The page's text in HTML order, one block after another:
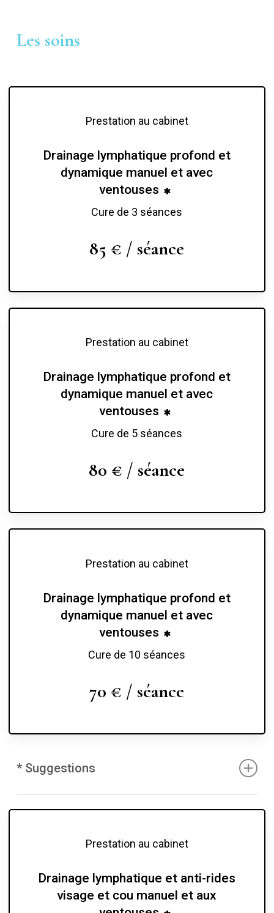
Les soins
Prestation au cabinet
Drainage lymphatique profond et
dynamique manuel et avec
ventouses
Cure de 3 séances
85 € / séance
Prestation au cabinet
Drainage lymphatique profond et
dynamique manuel et avec
ventouses
Cure de 5 séances
80 € / séance
Prestation au cabinet
Drainage lymphatique profond et
dynamique manuel et avec
ventouses
Cure de 10 séances
70 € / séance
*Suggestions
séance par semaine pendant les 5-6 premiers
soins, et puis, les restantes tous les 10-15 jours.
Prestation au cabinet
Drainage lymphatique et anti-rides
visage et cou manuel et aux